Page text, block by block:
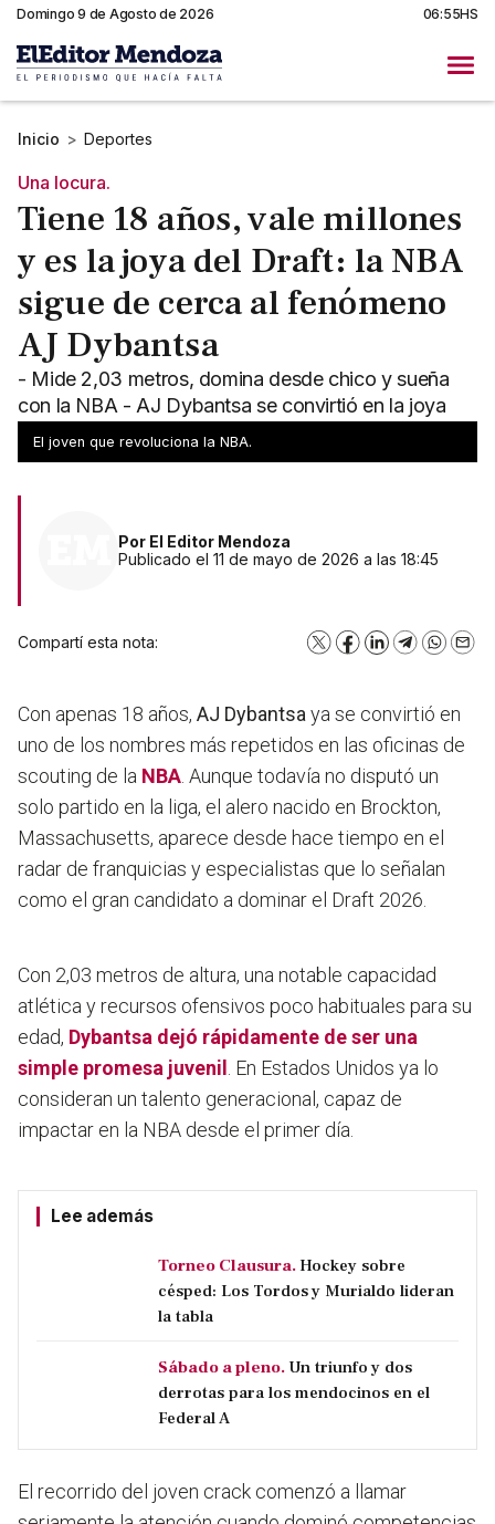
Domingo 9 de Agosto de 2026 06:55HS
Inicio > Deportes
Una locura.
Tiene 18 años, vale millones
y es la joya del Draft: la NBA
sigue de cerca al fenómeno
AJ Dybantsa
- Mide 2,03 metros, domina desde chico y sueña
con la NBA - AJ Dybantsa se convirtió en la joya
más codiciada del básquet
El joven que revoluciona la NBA.
Por El Editor Mendoza
Publicado el 11 de mayo de 2026 a las 18:45
Compartí esta nota: X Facebook
LinkedInTelegram
Con apenas 18 años, AJ Dybantsa ya se convirtió en
uno de los nombres más repetidos en las oficinas de
scouting de la NBA . Aunque todavía no disputó un
solo partido en la liga, el alero nacido en Brockton,
Massachusetts, aparece desde hace tiempo en el
radar de franquicias y especialistas que lo señalan
como el gran candidato a dominar el Draft 2026.
Con 2,03 metros de altura, una notable capacidad
atlética y recursos ofensivos poco habituales para su
edad, Dybantsa dejó rápidamente de ser una
simple promesa juvenil
. En Estados Unidos ya lo
consideran un talento generacional, capaz de
impactar en la NBA desde el primer día.
Lee además
Torneo Clausura. Hockey sobre
césped: Los Tordos y Murialdo lideran
la tabla
Sábado a pleno. Un triunfo y dos
derrotas para los mendocinos en el
Federal A
El recorrido del joven crack comenzó a llamar